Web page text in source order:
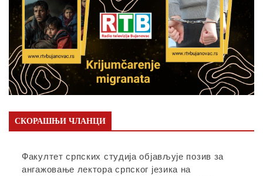
СКОРАШЊИ ЧЛАНЦИ
Факултет српских студија објављује позив за
ангажовање лектора српског језика на